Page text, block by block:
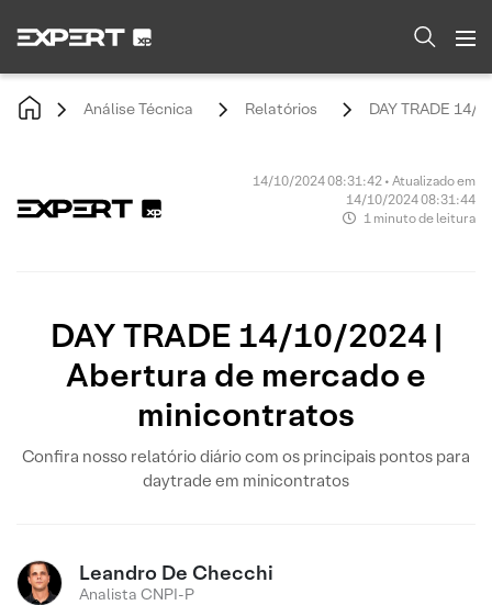
Análise Técnica Relatórios DAY TRADE 14/
14/10/2024 08:31:42 • Atualizado em
14/10/2024 08:31:44
1 minuto de leitura
DAY TRADE 14/10/2024 |
Abertura de mercado e
minicontratos
Confira nosso relatório diário com os principais pontos para
daytrade em minicontratos
Leandro De Checchi
Analista CNPI-P